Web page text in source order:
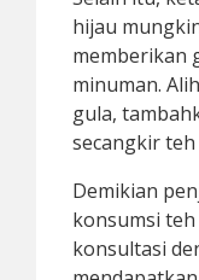
hijau
memberikan
minuman.
gula,
secangkir teh
Demikian
konsumsi
konsultasi